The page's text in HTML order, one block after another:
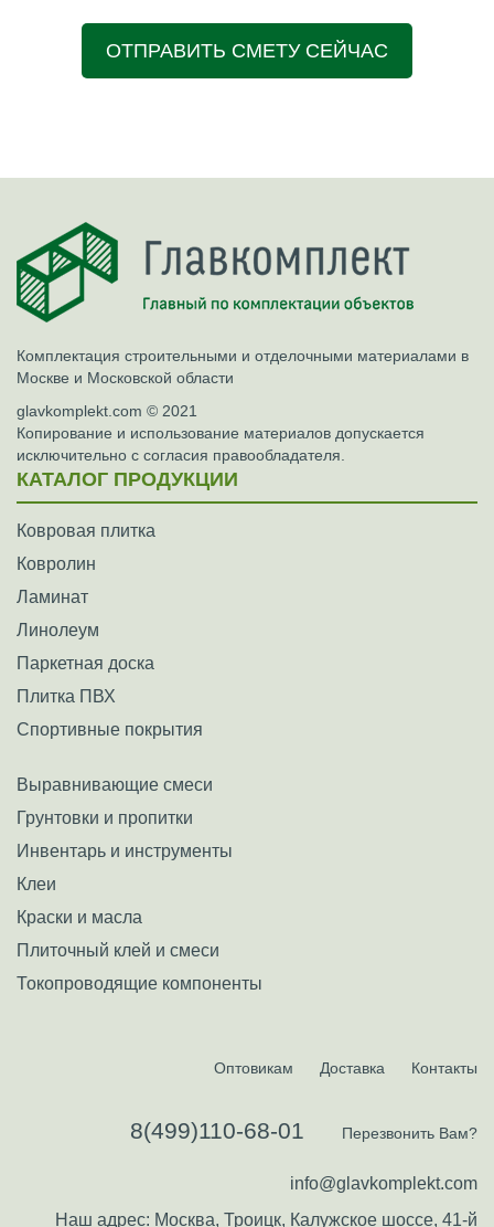
ОТПРАВИТЬ СМЕТУ СЕЙЧАС
Комплектация строительными и отделочными материалами в
Москве и Московской области
glavkomplekt.com © 2021
Копирование и использование материалов допускается
исключительно с согласия правообладателя.
КАТАЛОГ ПРОДУКЦИИ
Ковровая плитка
Ковролин
Ламинат
Линолеум
Паркетная доска
Плитка ПВХ
Спортивные покрытия
Выравнивающие смеси
Грунтовки и пропитки
Инвентарь и инструменты
Клеи
Краски и масла
Плиточный клей и смеси
Токопроводящие компоненты
Оптовикам Доставка Контакты
8(499)110-68-01 Перезвонить Вам?
info@glavkomplekt.com
Наш адрес: Москва, Троицк, Калужское шоссе, 41-й